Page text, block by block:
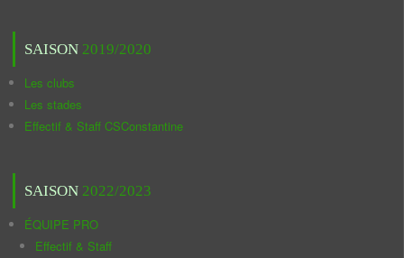
SAISON 2019/2020
Les clubs
Les stades
Effectif & Staff CSConstantine
SAISON 2022/2023
ÉQUIPE PRO
Effectif & Staff